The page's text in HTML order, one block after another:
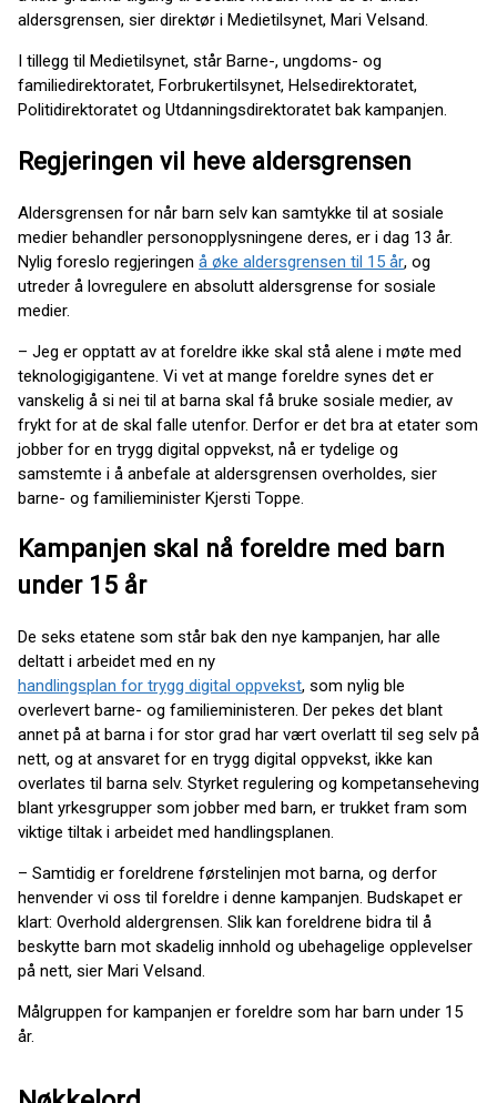
aldersgrensen, sier direktør i Medietilsynet, Mari Velsand.
I tillegg til Medietilsynet, står Barne-, ungdoms- og
familiedirektoratet, Forbrukertilsynet, Helsedirektoratet,
Politidirektoratet og Utdanningsdirektoratet bak kampanjen.
Regjeringen vil heve aldersgrensen
Aldersgrensen for når barn selv kan samtykke til at sosiale
medier behandler personopplysningene deres, er i dag 13 år.
Nylig foreslo regjeringen å øke aldersgrensen til 15 år, og
utreder å lovregulere en absolutt aldersgrense for sosiale
medier.
– Jeg er opptatt av at foreldre ikke skal stå alene i møte med
teknologigigantene. Vi vet at mange foreldre synes det er
vanskelig å si nei til at barna skal få bruke sosiale medier, av
frykt for at de skal falle utenfor. Derfor er det bra at etater som
jobber for en trygg digital oppvekst, nå er tydelige og
samstemte i å anbefale at aldersgrensen overholdes, sier
barne- og familieminister Kjersti Toppe.
Kampanjen skal nå foreldre med barn
under 15 år
De seks etatene som står bak den nye kampanjen, har alle
deltatt i arbeidet med en ny
handlingsplan for trygg digital oppvekst, som nylig ble
overlevert barne- og familieministeren. Der pekes det blant
annet på at barna i for stor grad har vært overlatt til seg selv på
nett, og at ansvaret for en trygg digital oppvekst, ikke kan
overlates til barna selv. Styrket regulering og kompetanseheving
blant yrkesgrupper som jobber med barn, er trukket fram som
viktige tiltak i arbeidet med handlingsplanen.
– Samtidig er foreldrene førstelinjen mot barna, og derfor
henvender vi oss til foreldre i denne kampanjen. Budskapet er
klart: Overhold aldergrensen. Slik kan foreldrene bidra til å
beskytte barn mot skadelig innhold og ubehagelige opplevelser
på nett, sier Mari Velsand.
Målgruppen for kampanjen er foreldre som har barn under 15
år.